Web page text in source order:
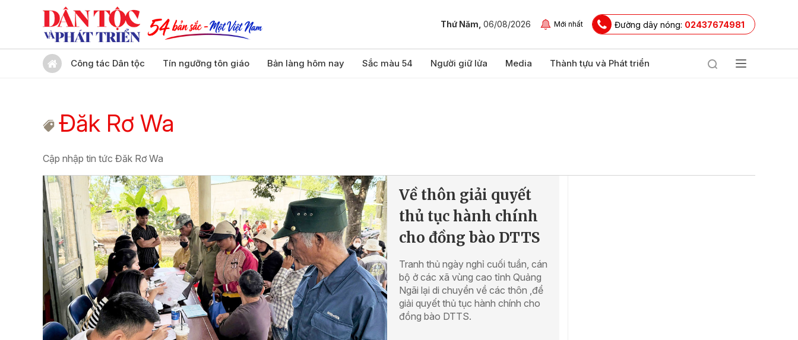
Thứ Năm, 06/08/2026 Mới nhất Đường dây nóng: 02437674981
Công tác Dân tộc Tín ngưỡng tôn giáo Bản làng hôm nay Sắc màu 54 Người giữ lửa Media Thành tựu và Phát triển
Đăk Rơ Wa
Cập nhập tin tức Đăk Rơ Wa
Về thôn giải quyết
thủ tục hành chính
cho đồng bào DTTS
Tranh thủ ngày nghỉ cuối tuần, cán
bộ ở các xã vùng cao tỉnh Quảng
Ngãi lại di chuyển về các thôn ,để
giải quyết thủ tục hành chính cho
đồng bào DTTS.